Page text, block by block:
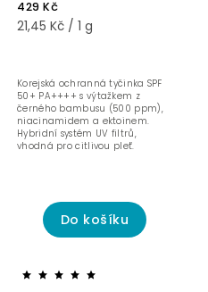
429 Kč
21,45 Kč / 1 g
Do košíku
Korejská ochranná tyčinka SPF
50+ PA++++ s výtažkem z
černého bambusu (500 ppm),
niacinamidem a ektoinem.
Hybridní systém UV filtrů,
vhodná pro citlivou pleť.
Novinka☝🏻